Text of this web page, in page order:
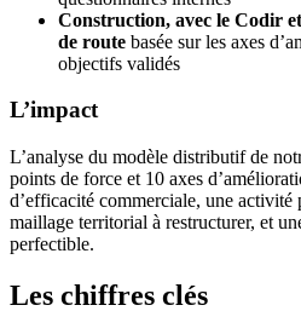
Construction, avec le Codir
de route basée sur les axes
objectifs validés
L’impact
L’analyse du modèle distributif de
points de force et 10 axes
d’efficacité commerciale, une activité
maillage territorial à restructurer, et
perfectible.
Les chiffres clés